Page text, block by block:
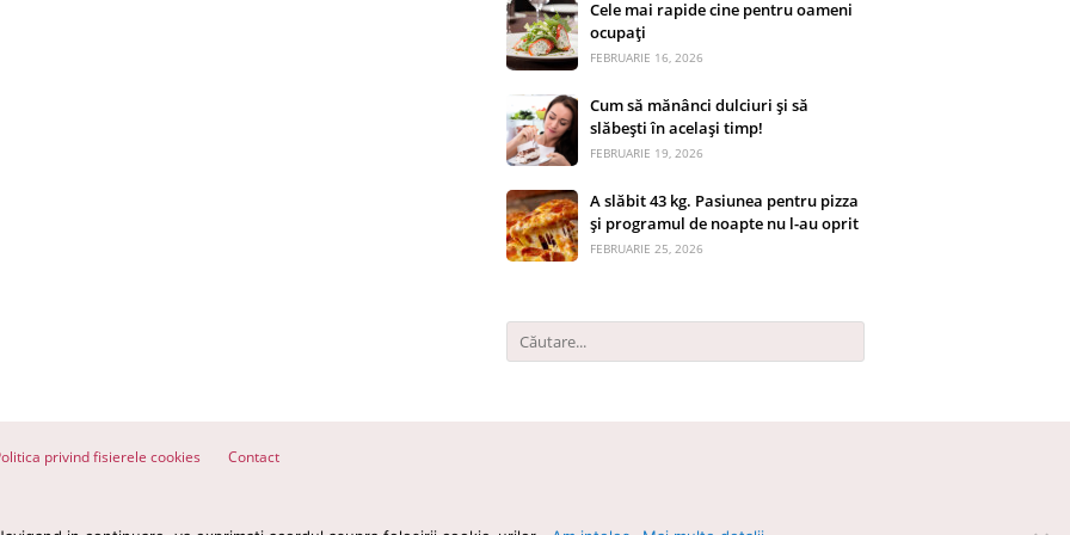
Cele mai rapide cine pentru oameni
ocupați
FEBRUARIE 16, 2026
Cum să mănânci dulciuri și să
slăbești în același timp!
FEBRUARIE 19, 2026
A slăbit 43 kg. Pasiunea pentru pizza
și programul de noapte nu l-au oprit
FEBRUARIE 25, 2026
privind fisierele cookies Contact